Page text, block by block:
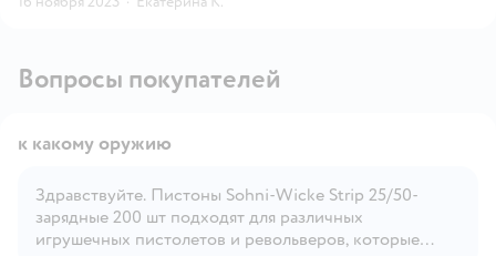
Вопросы покупателей
Открыть вопрос
к какому оружию
Здравствуйте. Пистоны Sohni-Wicke Strip 25/50-
зарядные 200 шт подходят для различных
игрушечных пистолетов и револьверов, которые